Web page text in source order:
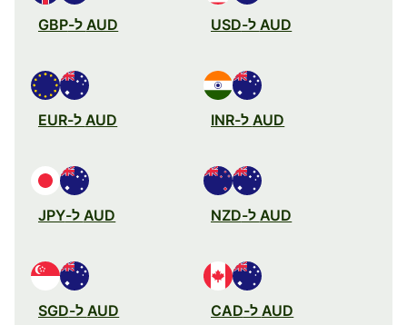
AUD ל-USD AUD ל-GBP
AUD ל-INR AUD ל-EUR
AUD ל-NZD AUD ל-JPY
AUD ל-CAD AUD ל-SGD